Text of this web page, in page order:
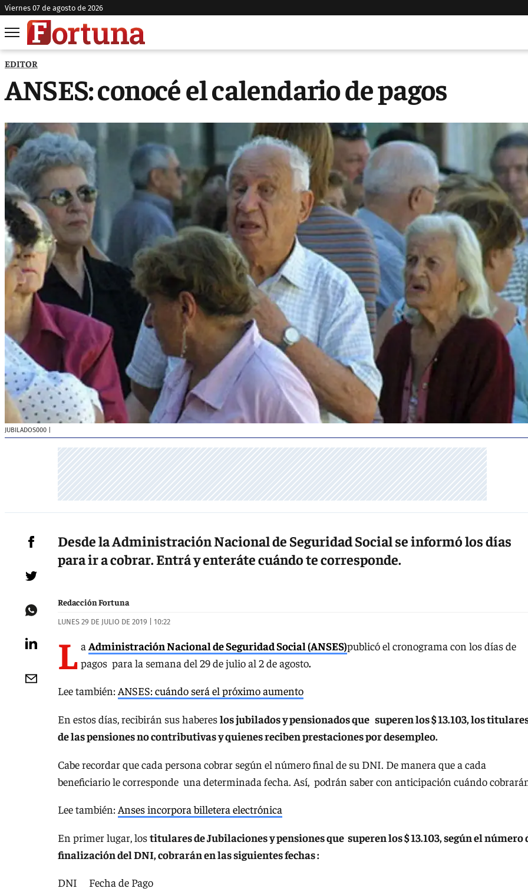
viernes 07 de agosto de 2026
EDITOR
ANSES: conocé el calendario de pagos
JUBILADOS000
Desde la Administración Nacional de Seguridad Social se informó los días
para ir a cobrar. Entrá y enteráte cuándo te corresponde.
Redacción Fortuna
LUNES 29 DE JULIO DE 2019 | 10:22
L a Administración Nacional de Seguridad Social (ANSES)publicó el cronograma con los días de
pagos para la semana del 29 de julio al 2 de agosto.
Lee también: ANSES: cuándo será el próximo aumento
En estos días, recibirán sus habereslos jubilados y pensionados que superen los $ 13.103, los
de las pensiones no contributivas y quienes reciben prestaciones por desempleo.
Cabe recordar que cada persona cobrar según el número final de su DNI. De manera que a cada
beneficiario le corresponde una determinada fecha. Así, podrán saber con anticipación cuándo
Lee también: Anses incorpora billetera electrónica
En primer lugar, lostitulares de Jubilaciones y pensiones que superen los $ 13.103, según el número
finalización del DNI, cobrarán en las siguientes fechas :
DNI Fecha de Pago